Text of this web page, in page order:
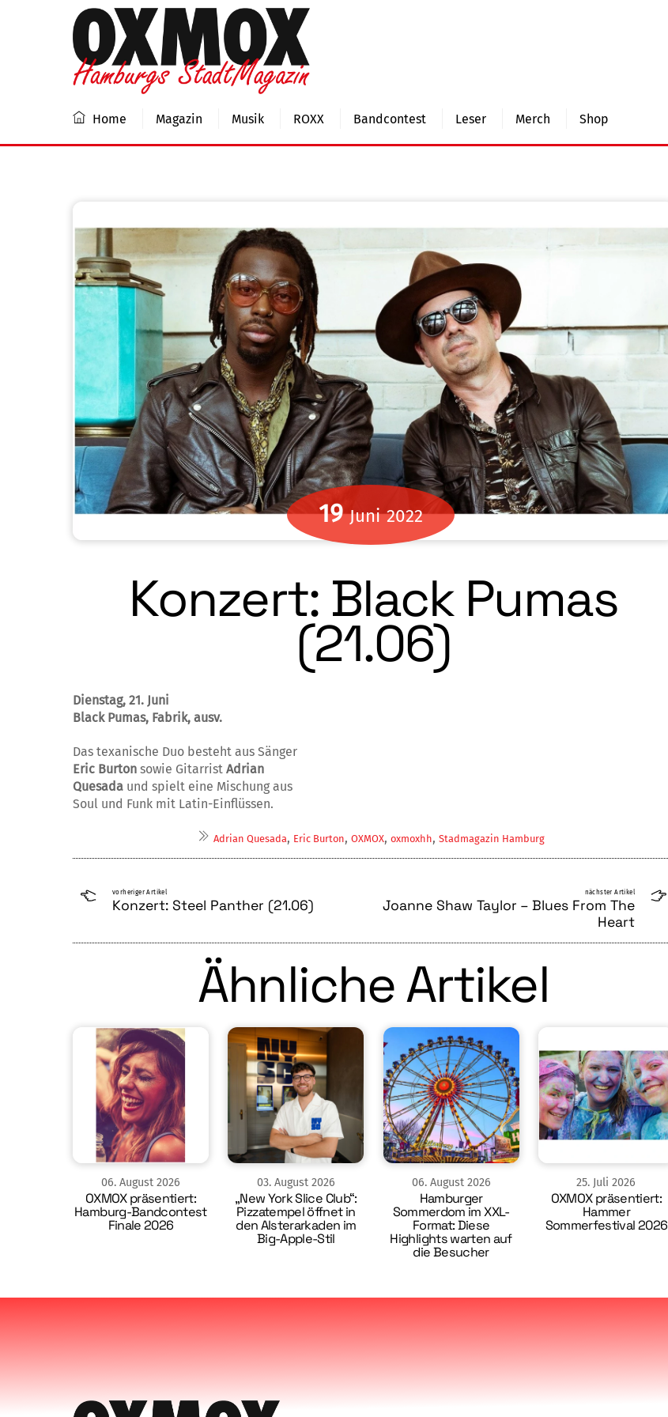
Home Magazin Musik ROXX Bandcontest Leser Merch Shop
19 Juni 2022
Konzert: Black Pumas
(21.06)
Dienstag, 21. Juni
Black Pumas, Fabrik, ausv.
Das texanische Duo besteht aus Sänger
Eric Burton sowie Gitarrist Adrian
Quesada und spielt eine Mischung aus
Soul und Funk mit Latin-Einflüssen.
Adrian Quesada, Eric Burton, OXMOX, oxmoxhh, Stadmagazin Hamburg
vorheriger Artikel
Konzert: Steel Panther (21.06)
nächster Artikel
Joanne Shaw Taylor – Blues From The
Heart
Ähnliche Artikel
06. August 2026
OXMOX präsentiert:
Hamburg-Bandcontest
Finale 2026
03. August 2026
„New York Slice Club“:
Pizzatempel öffnet in
den Alsterarkaden im
Big-Apple-Stil
06. August 2026
Hamburger
Sommerdom im XXL-
Format: Diese
Highlights warten auf
die Besucher
25. Juli 2026
OXMOX präsentiert:
Hammer
Sommerfestival 2026